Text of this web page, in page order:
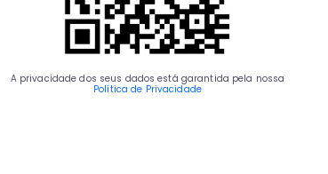
A privacidade dos seus dados está garantida pela nossa
Política de Privacidade